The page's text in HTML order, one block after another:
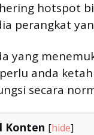
hotspot
perangkat
yang
anda
secara
Konten [hide]